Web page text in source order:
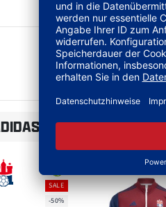
SPORTBEKLEIDUNG
SALE
-50%